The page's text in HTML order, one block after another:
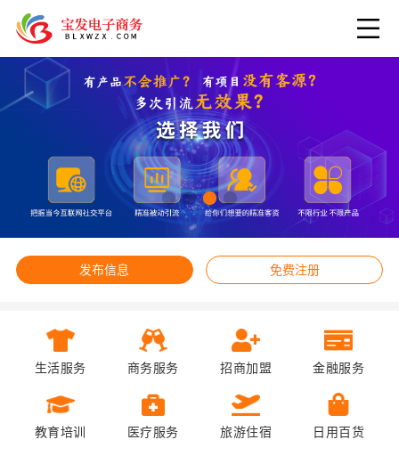
发布信息 免费注册
生活服务 商务服务 招商加盟 金融服务
教育培训 医疗服务 旅游住宿 日用百货